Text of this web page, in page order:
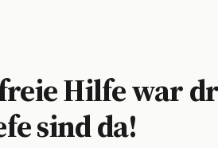
Hilfe war
sind da!